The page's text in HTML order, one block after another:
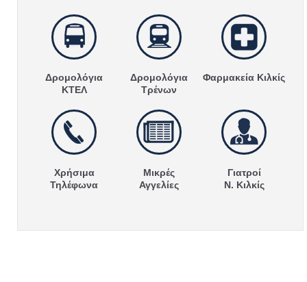
Δρομολόγια
ΚΤΕΛ
Δρομολόγια
Τρένων
Φαρμακεία Κιλκίς
Χρήσιμα
Τηλέφωνα
Μικρές
Αγγελίες
Γιατροί
Ν. Κιλκίς